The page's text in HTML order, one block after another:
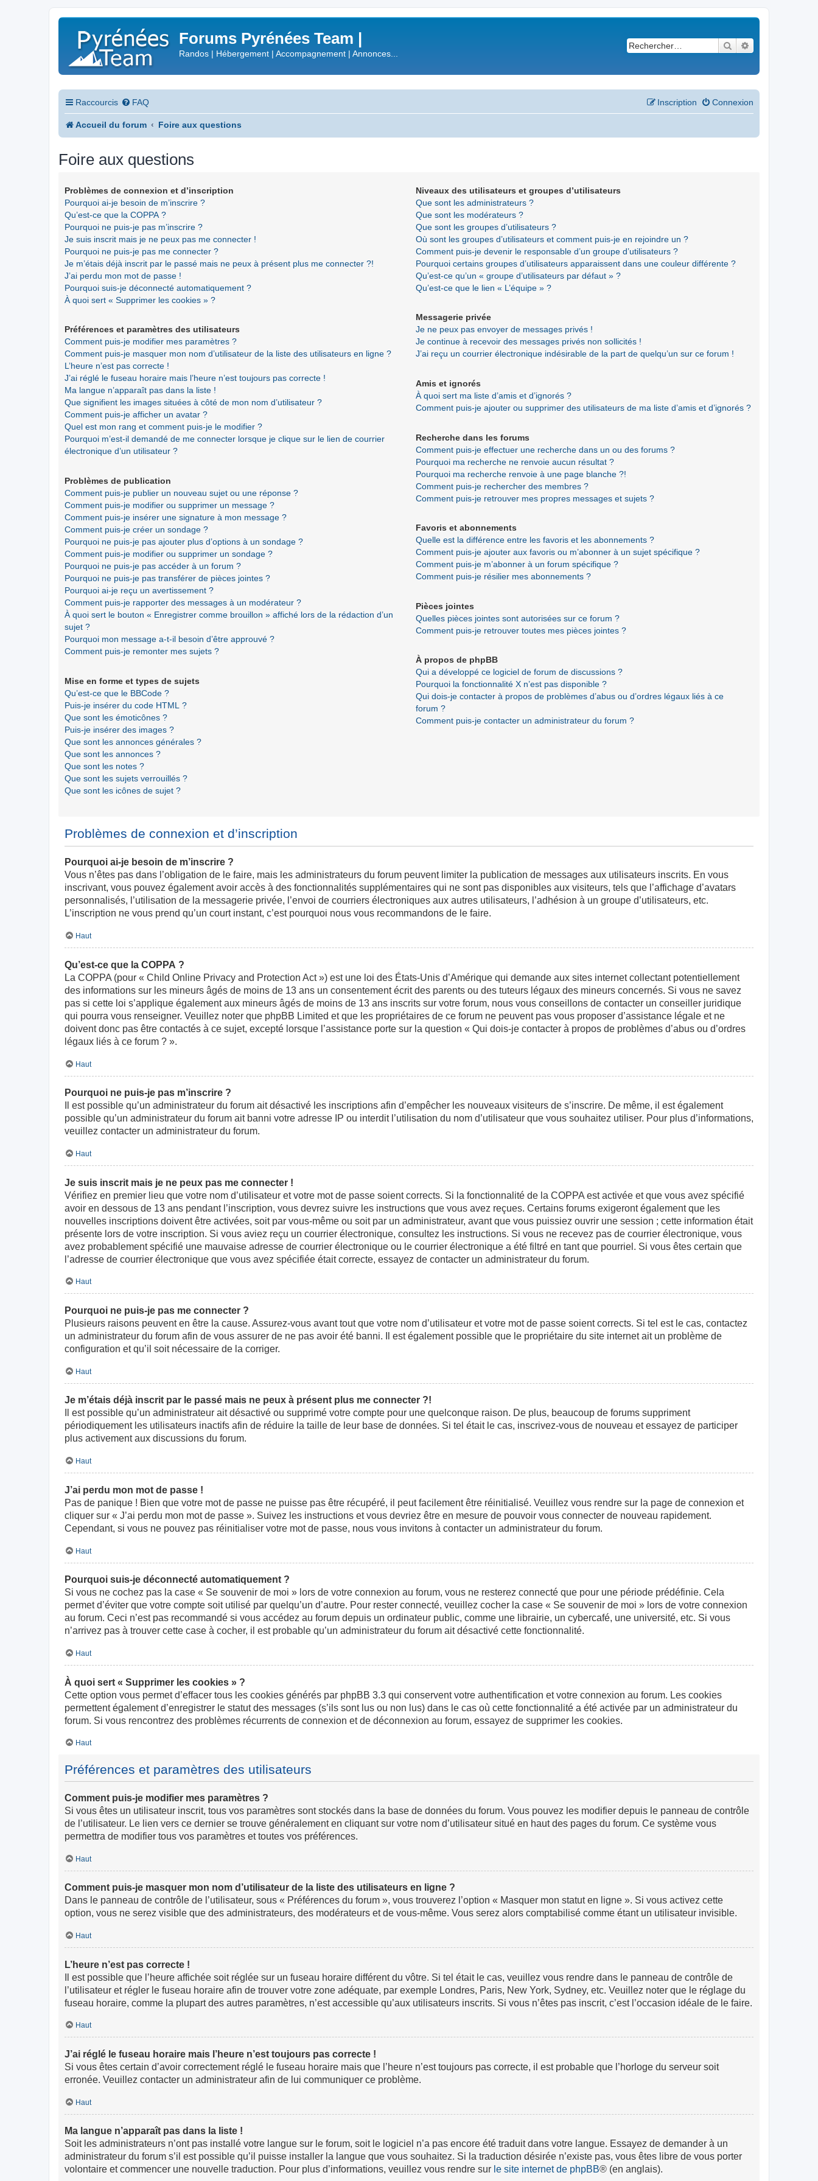
Forums Pyrénées Team |
Randos | Hébergement | Accompagnement | Annonces...
Rechercher
Raccourcis FAQ Connexion
Inscription
Accueil du forum Foire aux questions
Foire aux questions
Problèmes de connexion et d’inscription
Pourquoi ai-je besoin de m’inscrire ?
Qu’est-ce que la COPPA ?
Pourquoi ne puis-je pas m’inscrire ?
Je suis inscrit mais je ne peux pas me connecter !
Pourquoi ne puis-je pas me connecter ?
Je m’étais déjà inscrit par le passé mais ne peux à présent plus me connecter ?!
J’ai perdu mon mot de passe !
Pourquoi suis-je déconnecté automatiquement ?
À quoi sert « Supprimer les cookies » ?
Préférences et paramètres des utilisateurs
Comment puis-je modifier mes paramètres ?
Comment puis-je masquer mon nom d’utilisateur de la liste des utilisateurs en ligne ?
L’heure n’est pas correcte !
J’ai réglé le fuseau horaire mais l’heure n’est toujours pas correcte !
Ma langue n’apparaît pas dans la liste !
Que signifient les images situées à côté de mon nom d’utilisateur ?
Comment puis-je afficher un avatar ?
Quel est mon rang et comment puis-je le modifier ?
Pourquoi m’est-il demandé de me connecter lorsque je clique sur le lien de courrier
électronique d’un utilisateur ?
Problèmes de publication
Comment puis-je publier un nouveau sujet ou une réponse ?
Comment puis-je modifier ou supprimer un message ?
Comment puis-je insérer une signature à mon message ?
Comment puis-je créer un sondage ?
Pourquoi ne puis-je pas ajouter plus d’options à un sondage ?
Comment puis-je modifier ou supprimer un sondage ?
Pourquoi ne puis-je pas accéder à un forum ?
Pourquoi ne puis-je pas transférer de pièces jointes ?
Pourquoi ai-je reçu un avertissement ?
Comment puis-je rapporter des messages à un modérateur ?
À quoi sert le bouton « Enregistrer comme brouillon » affiché lors de la rédaction d’un
sujet ?
Pourquoi mon message a-t-il besoin d’être approuvé ?
Comment puis-je remonter mes sujets ?
Mise en forme et types de sujets
Qu’est-ce que le BBCode ?
Puis-je insérer du code HTML ?
Que sont les émoticônes ?
Puis-je insérer des images ?
Que sont les annonces générales ?
Que sont les annonces ?
Que sont les notes ?
Que sont les sujets verrouillés ?
Que sont les icônes de sujet ?
Niveaux des utilisateurs et groupes d’utilisateurs
Que sont les administrateurs ?
Que sont les modérateurs ?
Que sont les groupes d’utilisateurs ?
Où sont les groupes d’utilisateurs et comment puis-je en rejoindre un ?
Comment puis-je devenir le responsable d’un groupe d’utilisateurs ?
Pourquoi certains groupes d’utilisateurs apparaissent dans une couleur différente ?
Qu’est-ce qu’un « groupe d’utilisateurs par défaut » ?
Qu’est-ce que le lien « L’équipe » ?
Messagerie privée
Je ne peux pas envoyer de messages privés !
Je continue à recevoir des messages privés non sollicités !
J’ai reçu un courrier électronique indésirable de la part de quelqu’un sur ce forum !
Amis et ignorés
À quoi sert ma liste d’amis et d’ignorés ?
Comment puis-je ajouter ou supprimer des utilisateurs de ma liste d’amis et d’ignorés ?
Recherche dans les forums
Comment puis-je effectuer une recherche dans un ou des forums ?
Pourquoi ma recherche ne renvoie aucun résultat ?
Pourquoi ma recherche renvoie à une page blanche ?!
Comment puis-je rechercher des membres ?
Comment puis-je retrouver mes propres messages et sujets ?
Favoris et abonnements
Quelle est la différence entre les favoris et les abonnements ?
Comment puis-je ajouter aux favoris ou m’abonner à un sujet spécifique ?
Comment puis-je m’abonner à un forum spécifique ?
Comment puis-je résilier mes abonnements ?
Pièces jointes
Quelles pièces jointes sont autorisées sur ce forum ?
Comment puis-je retrouver toutes mes pièces jointes ?
À propos de phpBB
Qui a développé ce logiciel de forum de discussions ?
Pourquoi la fonctionnalité X n’est pas disponible ?
Qui dois-je contacter à propos de problèmes d’abus ou d’ordres légaux liés à ce
forum ?
Comment puis-je contacter un administrateur du forum ?
Problèmes de connexion et d’inscription
Pourquoi ai-je besoin de m’inscrire ?
Vous n’êtes pas dans l’obligation de le faire, mais les administrateurs du forum peuvent limiter la publication de messages aux utilisateurs inscrits. En vous
inscrivant, vous pouvez également avoir accès à des fonctionnalités supplémentaires qui ne sont pas disponibles aux visiteurs, tels que l’affichage d’avatars
personnalisés, l’utilisation de la messagerie privée, l’envoi de courriers électroniques aux autres utilisateurs, l’adhésion à un groupe d’utilisateurs, etc.
L’inscription ne vous prend qu’un court instant, c’est pourquoi nous vous recommandons de le faire.
Haut
Qu’est-ce que la COPPA ?
La COPPA (pour « Child Online Privacy and Protection Act ») est une loi des États-Unis d’Amérique qui demande aux sites internet collectant potentiellement
des informations sur les mineurs âgés de moins de 13 ans un consentement écrit des parents ou des tuteurs légaux des mineurs concernés. Si vous ne savez
pas si cette loi s’applique également aux mineurs âgés de moins de 13 ans inscrits sur votre forum, nous vous conseillons de contacter un conseiller juridique
qui pourra vous renseigner. Veuillez noter que phpBB Limited et que les propriétaires de ce forum ne peuvent pas vous proposer d’assistance légale et ne
doivent donc pas être contactés à ce sujet, excepté lorsque l’assistance porte sur la question « Qui dois-je contacter à propos de problèmes d’abus ou d’ordres
légaux liés à ce forum ? ».
Haut
Pourquoi ne puis-je pas m’inscrire ?
Il est possible qu’un administrateur du forum ait désactivé les inscriptions afin d’empêcher les nouveaux visiteurs de s’inscrire. De même, il est également
possible qu’un administrateur du forum ait banni votre adresse IP ou interdit l’utilisation du nom d’utilisateur que vous souhaitez utiliser. Pour plus d’informations,
veuillez contacter un administrateur du forum.
Haut
Je suis inscrit mais je ne peux pas me connecter !
Vérifiez en premier lieu que votre nom d’utilisateur et votre mot de passe soient corrects. Si la fonctionnalité de la COPPA est activée et que vous avez spécifié
avoir en dessous de 13 ans pendant l’inscription, vous devrez suivre les instructions que vous avez reçues. Certains forums exigeront également que les
nouvelles inscriptions doivent être activées, soit par vous-même ou soit par un administrateur, avant que vous puissiez ouvrir une session ; cette information était
présente lors de votre inscription. Si vous aviez reçu un courrier électronique, consultez les instructions. Si vous ne recevez pas de courrier électronique, vous
avez probablement spécifié une mauvaise adresse de courrier électronique ou le courrier électronique a été filtré en tant que pourriel. Si vous êtes certain que
l’adresse de courrier électronique que vous avez spécifiée était correcte, essayez de contacter un administrateur du forum.
Haut
Pourquoi ne puis-je pas me connecter ?
Plusieurs raisons peuvent en être la cause. Assurez-vous avant tout que votre nom d’utilisateur et votre mot de passe soient corrects. Si tel est le cas, contactez
un administrateur du forum afin de vous assurer de ne pas avoir été banni. Il est également possible que le propriétaire du site internet ait un problème de
configuration et qu’il soit nécessaire de la corriger.
Haut
Je m’étais déjà inscrit par le passé mais ne peux à présent plus me connecter ?!
Il est possible qu’un administrateur ait désactivé ou supprimé votre compte pour une quelconque raison. De plus, beaucoup de forums suppriment
périodiquement les utilisateurs inactifs afin de réduire la taille de leur base de données. Si tel était le cas, inscrivez-vous de nouveau et essayez de participer
plus activement aux discussions du forum.
Haut
J’ai perdu mon mot de passe !
Pas de panique ! Bien que votre mot de passe ne puisse pas être récupéré, il peut facilement être réinitialisé. Veuillez vous rendre sur la page de connexion et
cliquer sur « J’ai perdu mon mot de passe ». Suivez les instructions et vous devriez être en mesure de pouvoir vous connecter de nouveau rapidement.
Cependant, si vous ne pouvez pas réinitialiser votre mot de passe, nous vous invitons à contacter un administrateur du forum.
Haut
Pourquoi suis-je déconnecté automatiquement ?
Si vous ne cochez pas la case « Se souvenir de moi » lors de votre connexion au forum, vous ne resterez connecté que pour une période prédéfinie. Cela
permet d’éviter que votre compte soit utilisé par quelqu’un d’autre. Pour rester connecté, veuillez cocher la case « Se souvenir de moi » lors de votre connexion
au forum. Ceci n’est pas recommandé si vous accédez au forum depuis un ordinateur public, comme une librairie, un cybercafé, une université, etc. Si vous
n’arrivez pas à trouver cette case à cocher, il est probable qu’un administrateur du forum ait désactivé cette fonctionnalité.
Haut
À quoi sert « Supprimer les cookies » ?
Cette option vous permet d’effacer tous les cookies générés par phpBB 3.3 qui conservent votre authentification et votre connexion au forum. Les cookies
permettent également d’enregistrer le statut des messages (s’ils sont lus ou non lus) dans le cas où cette fonctionnalité a été activée par un administrateur du
forum. Si vous rencontrez des problèmes récurrents de connexion et de déconnexion au forum, essayez de supprimer les cookies.
Haut
Préférences et paramètres des utilisateurs
Comment puis-je modifier mes paramètres ?
Si vous êtes un utilisateur inscrit, tous vos paramètres sont stockés dans la base de données du forum. Vous pouvez les modifier depuis le panneau de contrôle
de l’utilisateur. Le lien vers ce dernier se trouve généralement en cliquant sur votre nom d’utilisateur situé en haut des pages du forum. Ce système vous
permettra de modifier tous vos paramètres et toutes vos préférences.
Haut
Comment puis-je masquer mon nom d’utilisateur de la liste des utilisateurs en ligne ?
Dans le panneau de contrôle de l’utilisateur, sous « Préférences du forum », vous trouverez l’option « Masquer mon statut en ligne ». Si vous activez cette
option, vous ne serez visible que des administrateurs, des modérateurs et de vous-même. Vous serez alors comptabilisé comme étant un utilisateur invisible.
Haut
L’heure n’est pas correcte !
Il est possible que l’heure affichée soit réglée sur un fuseau horaire différent du vôtre. Si tel était le cas, veuillez vous rendre dans le panneau de contrôle de
l’utilisateur et régler le fuseau horaire afin de trouver votre zone adéquate, par exemple Londres, Paris, New York, Sydney, etc. Veuillez noter que le réglage du
fuseau horaire, comme la plupart des autres paramètres, n’est accessible qu’aux utilisateurs inscrits. Si vous n’êtes pas inscrit, c’est l’occasion idéale de le faire.
Haut
J’ai réglé le fuseau horaire mais l’heure n’est toujours pas correcte !
Si vous êtes certain d’avoir correctement réglé le fuseau horaire mais que l’heure n’est toujours pas correcte, il est probable que l’horloge du serveur soit
erronée. Veuillez contacter un administrateur afin de lui communiquer ce problème.
Haut
Ma langue n’apparaît pas dans la liste !
Soit les administrateurs n’ont pas installé votre langue sur le forum, soit le logiciel n’a pas encore été traduit dans votre langue. Essayez de demander à un
administrateur du forum s’il est possible qu’il puisse installer la langue que vous souhaitez. Si la traduction désirée n’existe pas, vous êtes libre de vous porter
volontaire et commencer une nouvelle traduction. Pour plus d’informations, veuillez vous rendre sur le site internet de phpBB® (en anglais).